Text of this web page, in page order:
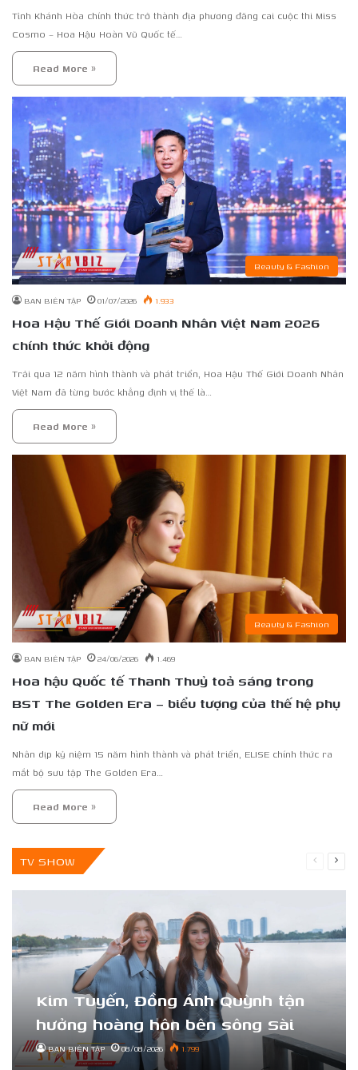
Tỉnh Khánh Hòa chính thức trở thành địa phương đăng cai cuộc thi Miss
Cosmo – Hoa Hậu Hoàn Vũ Quốc tế…
Read More »
Beauty & Fashion
BAN BIÊN TẬP 01/07/2026 1.933
Hoa Hậu Thế Giới Doanh Nhân Việt Nam 2026
chính thức khởi động
Trải qua 12 năm hình thành và phát triển, Hoa Hậu Thế Giới Doanh Nhân
Việt Nam đã từng bước khẳng định vị thế là…
Read More »
Beauty & Fashion
BAN BIÊN TẬP 24/06/2026 1.469
Hoa hậu Quốc tế Thanh Thuỷ toả sáng trong
BST The Golden Era – biểu tượng của thế hệ phụ
nữ mới
Nhân dịp kỷ niệm 15 năm hình thành và phát triển, ELISE chính thức ra
mắt bộ sưu tập The Golden Era…
Read More »
TV SHOW
PreviousNext
Kim Tuyến, Đồng Ánh Quỳnh tận
hưởng hoàng hôn bên sông Sài
Gòn
BAN BIÊN TẬP 08/08/2026 1.799